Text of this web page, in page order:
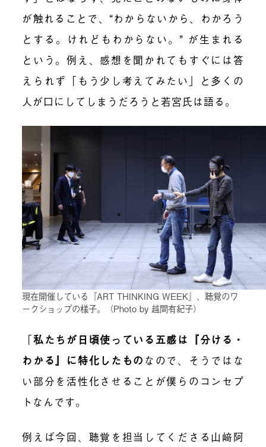
が触れることで、“わからないから、わかろう
とする。けれどもわからない。” が生まれる
という。例え、感想を聞かれてもすぐには答
えられず「もう少し考えてみたい」と多くの
人が口にしてしまうだろうと若宮氏は語る。
現在開催している『ART THINKING WEEK』、聴覚のワ
ークショップの様子。（Photo by 越間有紀子）
「私たちが日頃使っている五感は『分ける・
わかる』に特化したもの なので、そうではな
い部分を活性化させることが僕らのコンセプ
トなんです。
例えば今回、聴覚を担当してくださる山﨑阿